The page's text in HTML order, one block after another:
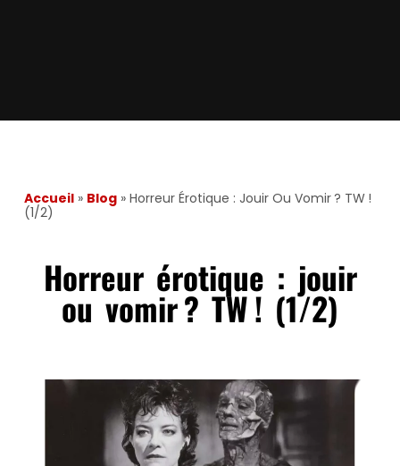
Accueil» Blog» Horreur Érotique : Jouir Ou Vomir ? TW !
(1/2)
Horreur érotique : jouir
ou vomir ? TW ! (1/2)